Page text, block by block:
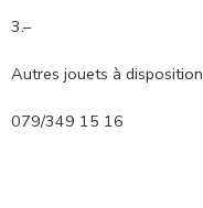
3.–
Autres jouets à disposition
079/349 15 16